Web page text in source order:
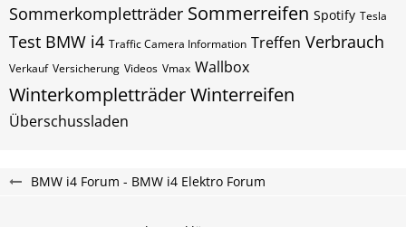
Sommerkompletträder Sommerreifen Spotify Tesla
Test BMW i4 Traffic Camera Information Treffen Verbrauch
Verkauf Versicherung Videos Vmax Wallbox
WinterkompletträderWinterreifen
Überschussladen
BMW i4 Forum - BMW i4 Elektro Forum